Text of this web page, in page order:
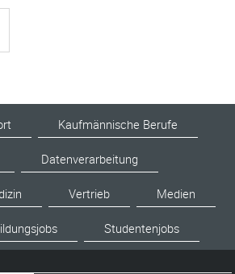
Kaufmännische Berufe
Datenverarbeitung
Vertrieb Medien
Studentenjobs